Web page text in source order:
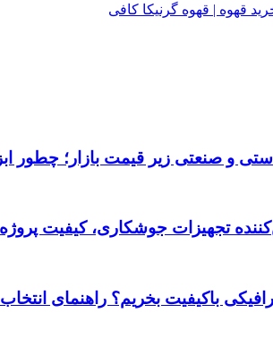
قهوه | قهوه گرنیکا کافی
و صنعتی زیر قیمت بازار؛ چطور
تجهیزات جوشکاری، کیفیت
باکیفیت بخریم؟ راهنمای